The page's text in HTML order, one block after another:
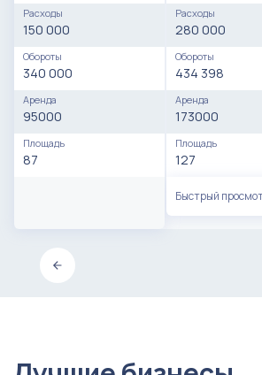
Расходы
150 000
Обороты
340 000
Аренда
95000
Площадь
87
Расходы
280 000
Обороты
434 398
Аренда
173000
Площадь
127
Быстрый